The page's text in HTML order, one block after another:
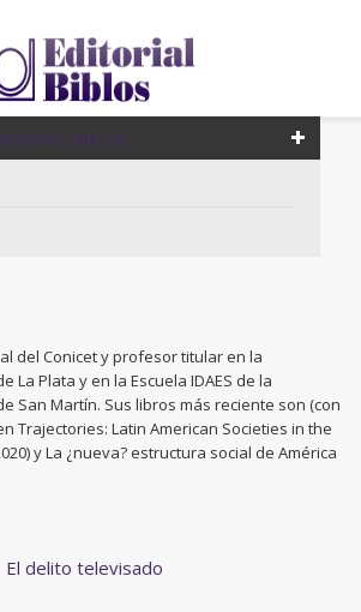
BIBLOS
del Conicet y profesor titular en la
La Plata y en la Escuela IDAES de la
San Martín. Sus libros más reciente son (con
Trajectories: Latin American Societies in the
y La ¿nueva? estructura social de América
El delito televisado